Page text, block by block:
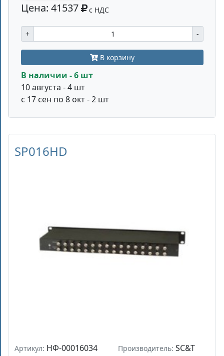
Цена: 41537 с НДС
+ -
В корзину
В наличии - 6 шт
10 августа - 4 шт
с 17 сен по 8 окт - 2 шт
SP016HD
Артикул: НФ-00016034 Производитель: SC&T